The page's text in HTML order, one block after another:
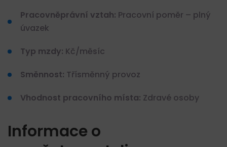
Pracovněprávní vztah: Pracovní poměr – plný
úvazek
Typ mzdy: Kč/měsíc
Směnnost: Třísměnný provoz
Vhodnost pracovního místa: Zdravé osoby
Informace o